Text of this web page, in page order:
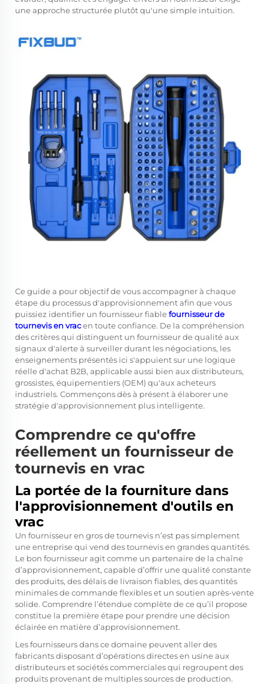
une approche structurée plutôt qu'une simple intuition.
Ce guide a pour objectif de vous accompagner à chaque
étape du processus d'approvisionnement afin que vous
puissiez identifier un fournisseur fiablefournisseur de
tournevis en vracen toute confiance. De la compréhension
des critères qui distinguent un fournisseur de qualité aux
signaux d'alerte à surveiller durant les négociations, les
enseignements présentés ici s'appuient sur une logique
réelle d'achat B2B, applicable aussi bien aux distributeurs,
grossistes, équipementiers (OEM) qu'aux acheteurs
industriels. Commençons dès à présent à élaborer une
stratégie d'approvisionnement plus intelligente.
Comprendre ce qu'offre
réellement un fournisseur de
tournevis en vrac
La portée de la fourniture dans
l'approvisionnement d'outils en
vrac
Un fournisseur en gros de tournevis n’est pas simplement
une entreprise qui vend des tournevis en grandes quantités.
Le bon fournisseur agit comme un partenaire de la chaîne
d’approvisionnement, capable d’offrir une qualité constante
des produits, des délais de livraison fiables, des quantités
minimales de commande flexibles et un soutien après-vente
solide. Comprendre l’étendue complète de ce qu’il propose
constitue la première étape pour prendre une décision
éclairée en matière d’approvisionnement.
Les fournisseurs dans ce domaine peuvent aller des
fabricants disposant d’opérations directes en usine aux
distributeurs et sociétés commerciales qui regroupent des
produits provenant de multiples sources de production.